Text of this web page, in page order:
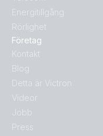
Energitillgång
Rörlighet
Företag
Kontakt
Blog
Detta är Victron
Videor
Jobb
Press